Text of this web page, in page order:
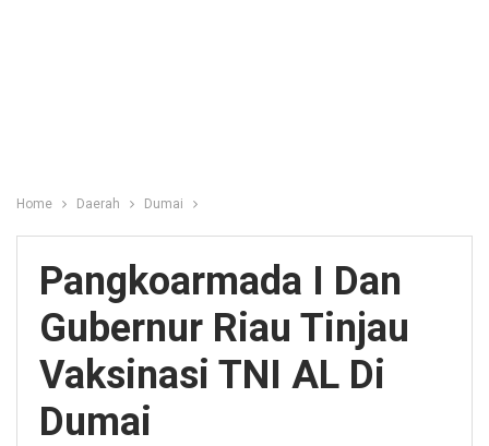
Home Daerah Dumai
Pangkoarmada I Dan
Gubernur Riau Tinjau
Vaksinasi TNI AL Di
Dumai